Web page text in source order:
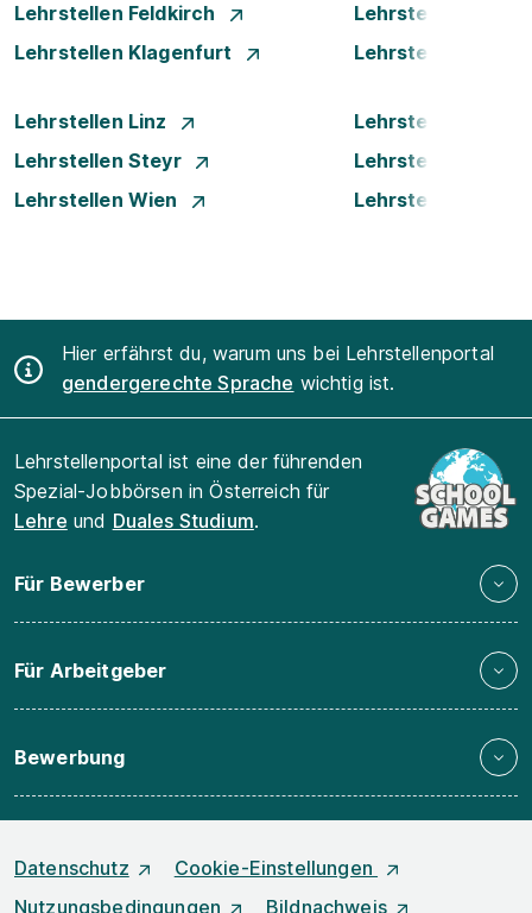
Lehrstellen Feldkirch
Lehrstellen Graz
Lehrstellen Klagenfurt
Lehrstellen
Lehrstellen Linz
Lehrstellen
Lehrstellen Steyr
Lehrstellen Traun
Lehrstellen Wien
Lehrstellen
Hier erfährst du, warum uns bei Lehrstellenportal
gendergerechte Sprache wichtig ist.
Lehrstellenportal ist eine der führenden
Spezial-Jobbörsen in Österreich für
Lehre und Duales Studium.
Für Bewerber
Für Arbeitgeber
Bewerbung
Datenschutz
Cookie-Einstellungen
Nutzungsbedingungen
Bildnachweis